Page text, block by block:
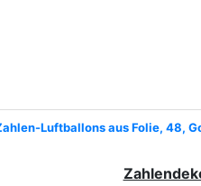
Luftballons aus Folie, 48,